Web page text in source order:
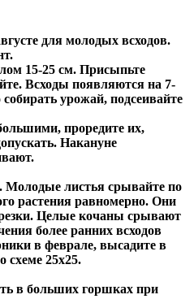
для молодых всходов.
15-25 см. Присыпьте
Всходы появляются на 7-
урожай, подсеивайте
проредите их,
Накануне
листья срывайте по
растения равномерно. Они
Целые кочаны срывают
более ранних всходов
в феврале, высадите в
схеме 25x25.
в больших горшках при